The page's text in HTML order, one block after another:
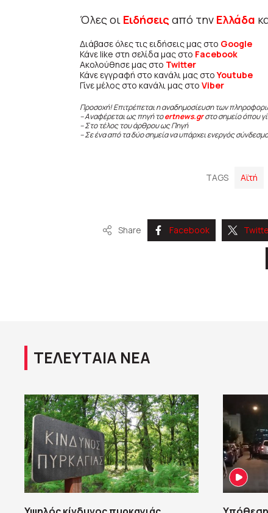
Όλες οι Ειδήσεις από την Ελλάδα
Διάβασε όλες τις ειδήσεις μας στο Google
Κάνε like στη σελίδα μας στο Facebook
Ακολούθησε μας στο Twitter
Κάνε εγγραφή στο κανάλι μας στοYoutube
Γίνε μέλος στο κανάλι μας στο Viber
Προσοχή! Επιτρέπεται η αναδημοσίευση των
– Αναφέρεται ως πηγή τοertnews.gr στο σημείο όπου
– Στο τέλος του άρθρου ως Πηγή
– Σε ένα από τα δύο σημεία να υπάρχει ενεργός
TAGS Αϊτή
Share Facebook
ΤΕΛΕΥΤΑΙΑ ΝΕΑ